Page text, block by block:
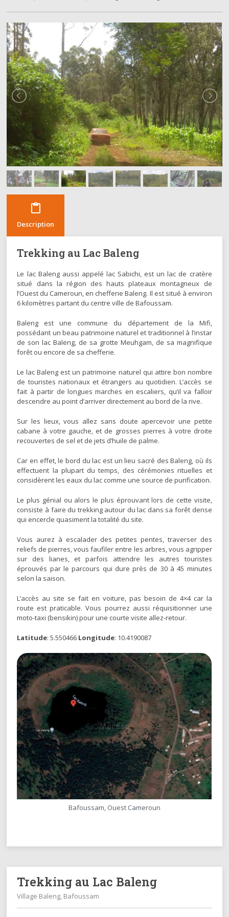
content_paste
Description
Trekking au Lac Baleng
Le lac Baleng aussi appelé lac Sabichi, est un lac de cratère
situé dans la région des hauts plateaux montagneux de
l’Ouest du Cameroun, en chefferie Baleng. Il est situé à environ
6 kilomètres partant du centre ville de Bafoussam.
Baleng est une commune du département de la Mifi,
possédant un beau patrimoine naturel et traditionnel à l’instar
de son lac Baleng, de sa grotte Meuhgam, de sa magnifique
forêt ou encore de sa chefferie.
Le lac Baleng est un patrimoine naturel qui attire bon nombre
de touristes nationaux et étrangers au quotidien. L’accès se
fait à partir de longues marches en escaliers, qu’il va falloir
descendre au point d’arriver directement au bord de la rive.
Sur les lieux, vous allez sans doute apercevoir une petite
cabane à votre gauche, et de grosses pierres à votre droite
recouvertes de sel et de jets d’huile de palme.
Car en effet, le bord du lac est un lieu sacré des Baleng, où ils
effectuent la plupart du temps, des cérémonies rituelles et
considèrent les eaux du lac comme une source de purification.
Le plus génial ou alors le plus éprouvant lors de cette visite,
consiste à faire du trekking autour du lac dans sa forêt dense
qui encercle quasiment la totalité du site.
Vous aurez à escalader des petites pentes, traverser des
reliefs de pierres, vous faufiler entre les arbres, vous agripper
sur des lianes, et parfois attendre les autres touristes
éprouvés par le parcours qui dure près de 30 à 45 minutes
selon la saison.
L’accès au site se fait en voiture, pas besoin de 4×4 car la
route est praticable. Vous pourrez aussi réquisitionner une
moto-taxi (bensikin) pour une courte visite allez-retour.
Latitude: 5.550466 Longitude: 10.4190087
Bafoussam, Ouest Cameroun
Trekking au Lac Baleng
Village Baleng, Bafoussam